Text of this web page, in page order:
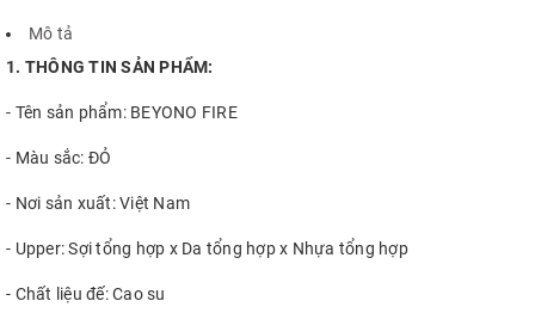
Mô tả
1. THÔNG TIN SẢN PHẨM:
- Tên sản phẩm: BEYONO FIRE
- Màu sắc: ĐỎ
- Nơi sản xuất: Việt Nam
- Upper: Sợi tổng hợp x Da tổng hợp x Nhựa tổng hợp
- Chất liệu đế: Cao su